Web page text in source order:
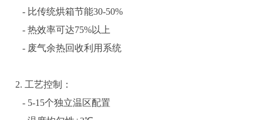
- 比传统烘箱节能30-50%
- 热效率可达75%以上
- 废气余热回收利用系统
2. 工艺控制：
- 5-15个独立温区配置